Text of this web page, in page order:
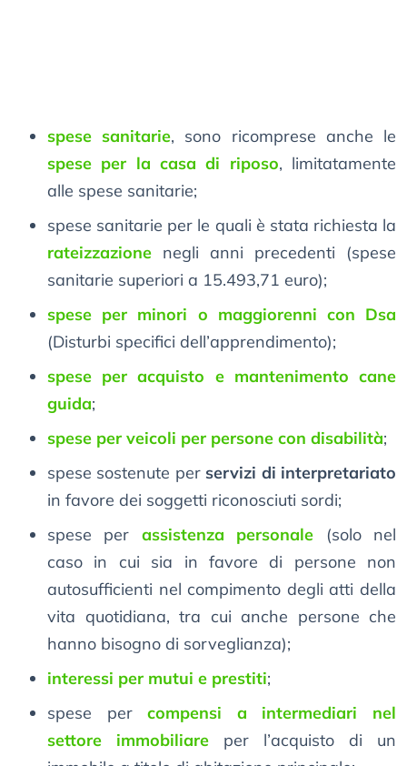
spese sanitarie, sono ricomprese anche le
spese per la casa di riposo, limitatamente
alle spese sanitarie;
spese sanitarie per le quali è stata richiesta la
rateizzazione negli anni precedenti (spese
sanitarie superiori a 15.493,71 euro);
spese per minori o maggiorenni con Dsa
(Disturbi specifici dell’apprendimento);
spese per acquisto e mantenimento cane
guida;
spese per veicoli per persone con disabilità;
spese sostenute per servizi di interpretariato
in favore dei soggetti riconosciuti sordi;
spese per assistenza personale (solo nel
caso in cui sia in favore di persone non
autosufficienti nel compimento degli atti della
vita quotidiana, tra cui anche persone che
hanno bisogno di sorveglianza);
interessi per mutui e prestiti;
spese percompensi a intermediari nel
settore immobiliare per l’acquisto di un